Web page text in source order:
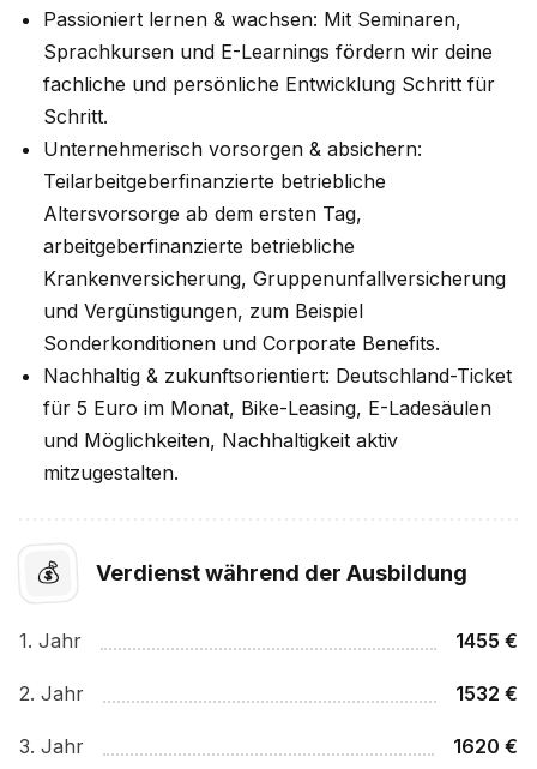
Passioniert lernen & wachsen: Mit Seminaren,
Sprachkursen und E-Learnings fördern wir deine
fachliche und persönliche Entwicklung Schritt für
Schritt.
Unternehmerisch vorsorgen & absichern:
Teilarbeitgeberfinanzierte betriebliche
Altersvorsorge ab dem ersten Tag,
arbeitgeberfinanzierte betriebliche
Krankenversicherung, Gruppenunfallversicherung
und Vergünstigungen, zum Beispiel
Sonderkonditionen und Corporate Benefits.
Nachhaltig & zukunftsorientiert: Deutschland-Ticket
für 5 Euro im Monat, Bike-Leasing, E-Ladesäulen
und Möglichkeiten, Nachhaltigkeit aktiv
mitzugestalten.
💰 Verdienst während der Ausbildung
1. Jahr 1455 €
2. Jahr 1532 €
3. Jahr 1620 €